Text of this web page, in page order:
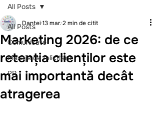
All Posts
Comunicate
Mesaje de felicitare
PR
All Posts
Marketing 2026: de ce
retenția clienților este
mai importantă decât
atragerea
Dantei 13 mar.2 min de citit